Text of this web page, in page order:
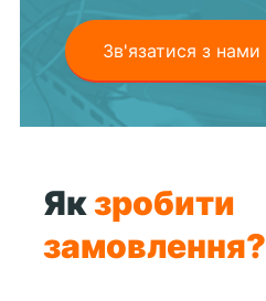
Зв'язатися з нами
Якзробити
замовлення?